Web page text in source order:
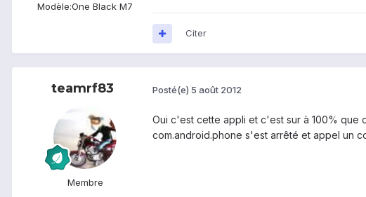
Modèle:One Black M7
Citer
teamrf83
Membre
Posté(e) 5 août 2012
Oui c'est cette appli et c'est sur à 100% que
com.android.phone s'est arrêté et appel un